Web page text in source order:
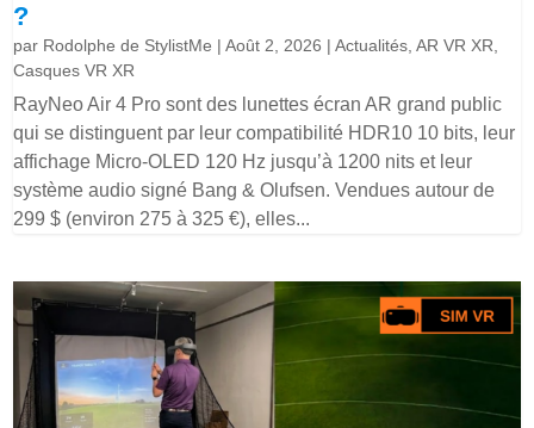
?
par Rodolphe de StylistMe |Août 2, 2026 |Actualités,AR VR XR,
Casques VR XR
RayNeo Air 4 Pro sont des lunettes écran AR grand public
qui se distinguent par leur compatibilité HDR10 10 bits, leur
affichage Micro-OLED 120 Hz jusqu’à 1200 nits et leur
système audio signé Bang & Olufsen. Vendues autour de
299 $ (environ 275 à 325 €), elles...